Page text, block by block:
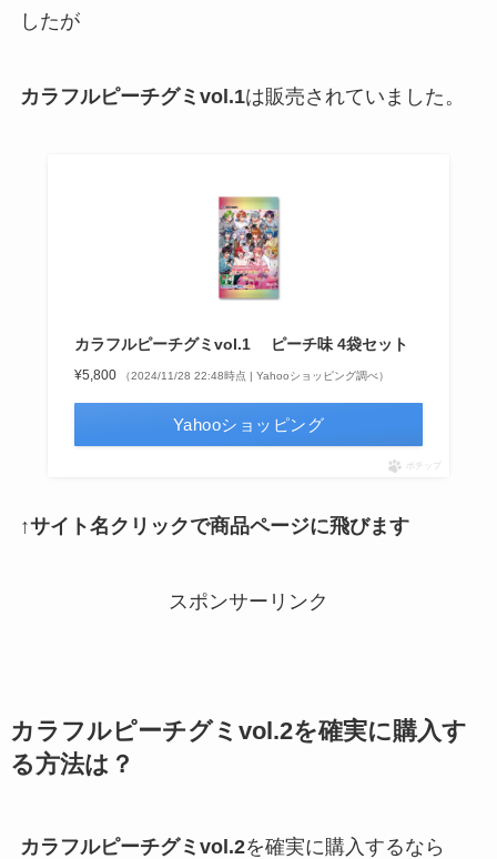
したが
カラフルピーチグミvol.1は販売されていました。
カラフルピーチグミvol.1 ピーチ味 4袋セット
¥5,800 （2024/11/28 22:48時点 | Yahooショッピング調べ）
Yahooショッピング
ポチップ
↑サイト名クリックで商品ページに飛びます
スポンサーリンク
カラフルピーチグミvol.2を確実に購入す
る方法は？
カラフルピーチグミvol.2を確実に購入するなら